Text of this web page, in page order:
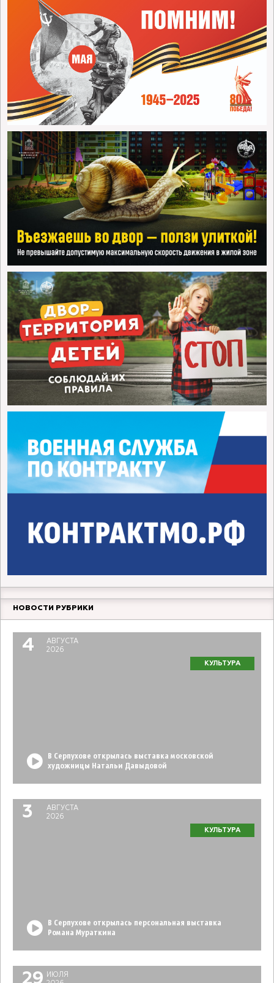
НОВОСТИ РУБРИКИ
4
АВГУСТА
2026
КУЛЬТУРА
В Серпухове открылась выставка московской
художницы Натальи Давыдовой
3
АВГУСТА
2026
КУЛЬТУРА
В Серпухове открылась персональная выставка
Романа Мураткина
29
ИЮЛЯ